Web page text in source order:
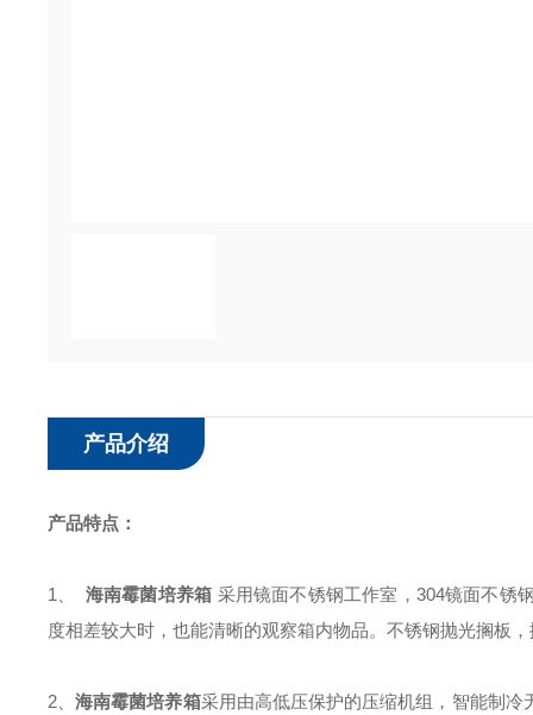
产品介绍
产品特点：
1、 海南霉菌培养箱 采用镜面不锈钢工作室，304镜面不锈
度相差较大时，也能清晰的观察箱内物品。不锈钢抛光搁板
2、海南霉菌培养箱采用由高低压保护的压缩机组，智能制